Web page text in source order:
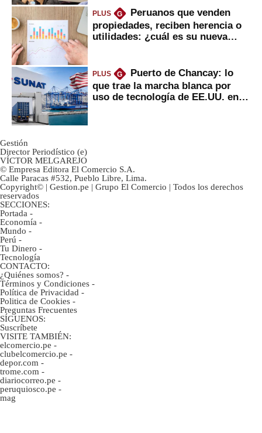
PLUS G
Peruanos que venden
propiedades, reciben herencia o
utilidades: ¿cuál es su nueva
PLUS G
Puerto de Chancay: lo
que trae la marcha blanca por
uso de tecnología de EE.UU. en
Gestión
Director Periodístico (e)
VÍCTOR MELGAREJO
© Empresa Editora El Comercio S.A.
Calle Paracas #532, Pueblo Libre, Lima.
Copyright© | Gestion.pe | Grupo El Comercio | Todos los derechos
reservados
SECCIONES:
Portada -
Economía -
Mundo -
Perú -
Tu Dinero -
Tecnología
CONTACTO:
¿Quiénes somos? -
Términos y Condiciones -
Política de Privacidad -
Politica de Cookies -
Preguntas Frecuentes
SÍGUENOS:
Suscríbete
VISITE TAMBIÉN:
elcomercio.pe -
clubelcomercio.pe -
depor.com -
trome.com -
diariocorreo.pe -
peruquiosco.pe -
mag